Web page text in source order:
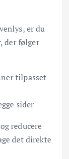
er du
der følger
tilpasset
sider
reducere
det direkte